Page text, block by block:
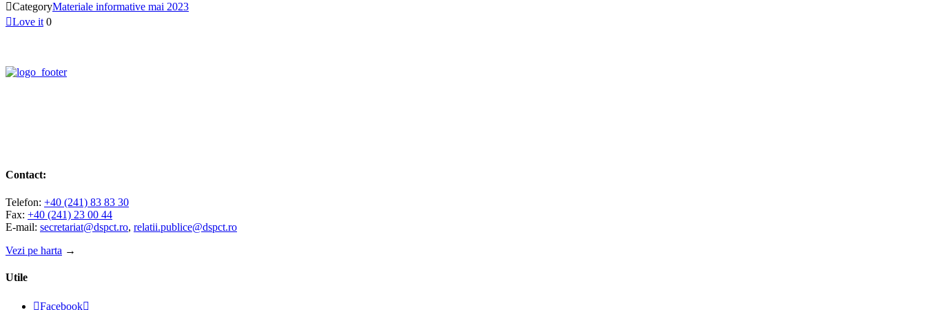
CategoryMateriale informative mai 2023
Love it 0
Contact:
Telefon: +40 (241) 83 83 30
Fax: +40 (241) 23 00 44
E-mail: secretariat@dspct.ro, relatii.publice@dspct.ro
Vezi pe harta →
Utile
Facebook